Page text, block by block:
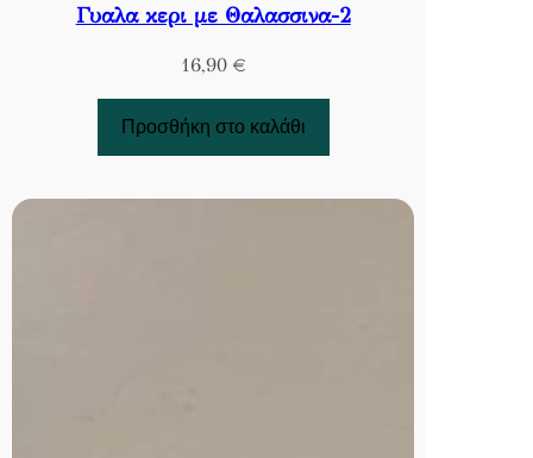
Γυαλα κερι με Θαλασσινα-2
16,90 €
Προσθήκη στο καλάθι